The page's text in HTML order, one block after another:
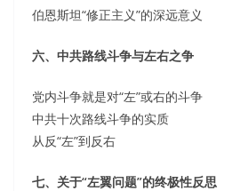
伯恩斯坦“修正主义”的深远意义
六、中共路线斗争与左右之争
党内斗争就是对“左”或右的斗争
中共十次路线斗争的实质
从反“左”到反右
七、关于“左翼问题”的终极性反思